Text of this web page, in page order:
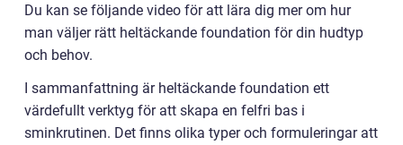
Du kan se följande video för att lära dig mer om hur
man väljer rätt heltäckande foundation för din hudtyp
och behov.
I sammanfattning är heltäckande foundation ett
värdefullt verktyg för att skapa en felfri bas i
sminkrutinen. Det finns olika typer och formuleringar att